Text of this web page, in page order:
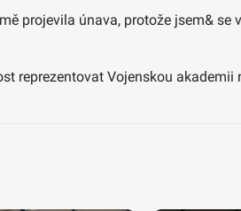
projevila únava, protože jsem&
reprezentovat Vojenskou